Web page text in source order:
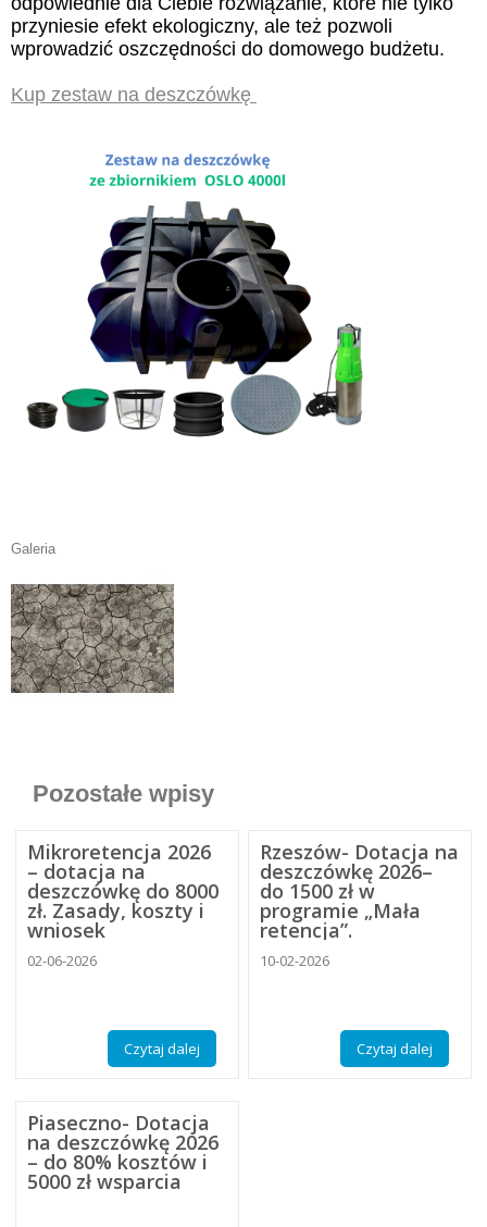
przyniesie efekt ekologiczny, ale też pozwoli
wprowadzić oszczędności do domowego budżetu.
Kup zestaw na deszczówkę
Galeria
Pozostałe wpisy
Mikroretencja 2026
– dotacja na
deszczówkę do 8000
zł. Zasady, koszty i
wniosek
02-06-2026
Czytaj dalej
Rzeszów- Dotacja na
deszczówkę 2026–
do 1500 zł w
programie „Mała
retencja”.
10-02-2026
Czytaj dalej
Piaseczno- Dotacja
na deszczówkę 2026
– do 80% kosztów i
5000 zł wsparcia